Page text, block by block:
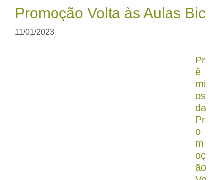
Promoção Volta às Aulas Bic
11/01/2023
Pr
ê
mi
os
da
Pr
o
m
oç
ão